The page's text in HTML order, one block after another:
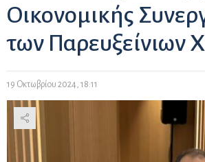
Οικονομικής
των Παρευξείνιων
19 Οκτωβρίου 2024, 18:11